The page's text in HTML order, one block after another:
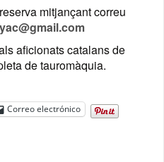
mitjançant correu
aficionats catalans de
de tauromàquia.
Correo electrónico